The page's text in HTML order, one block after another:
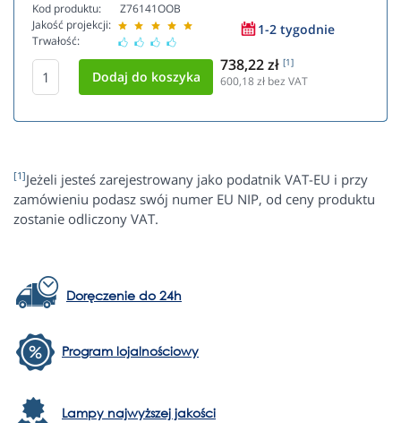
Kod produktu:
Jakość projekcji:
Trwałość:
Z76141OOB
1-2 tygodnie
738,22 zł [1]
600,18zł bez VAT
[1]Jeżeli jesteś zarejestrowany jako podatnik VAT-EU i przy
zamówieniu podasz swój numer EU NIP, od ceny produktu
zostanie odliczony VAT.
Doręczenie do 24h
Program lojalnościowy
Lampy najwyższej jakości